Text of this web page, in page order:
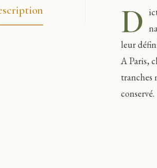
D
leur
A Paris,
tranches
conservé.